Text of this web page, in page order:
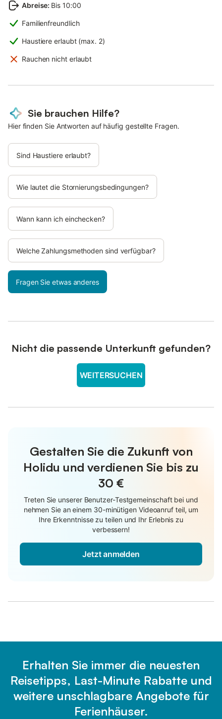
Abreise: Bis 10:00
Familienfreundlich
Haustiere erlaubt (max. 2)
Rauchen nicht erlaubt
Sie brauchen Hilfe?
Hier finden Sie Antworten auf häufig gestellte Fragen.
Sind Haustiere erlaubt?
Wie lautet die Stornierungsbedingungen?
Wann kann ich einchecken?
Welche Zahlungsmethoden sind verfügbar?
Fragen Sie etwas anderes
Nicht die passende Unterkunft gefunden?
WEITERSUCHEN
Gestalten Sie die Zukunft von
Holidu und verdienen Sie bis zu
30 €
Treten Sie unserer Benutzer-Testgemeinschaft bei und
nehmen Sie an einem 30-minütigen Videoanruf teil, um
Ihre Erkenntnisse zu teilen und Ihr Erlebnis zu
verbessern!
Jetzt anmelden
Erhalten Sie immer die neuesten
Reisetipps, Last-Minute Rabatte und
weitere unschlagbare Angebote für
Ferienhäuser.